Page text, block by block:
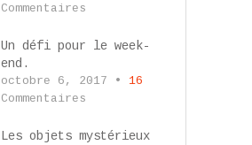
Commentaires
Un défi pour le week-
end.
octobre 6, 2017 • 16
Commentaires
Les objets mystérieux